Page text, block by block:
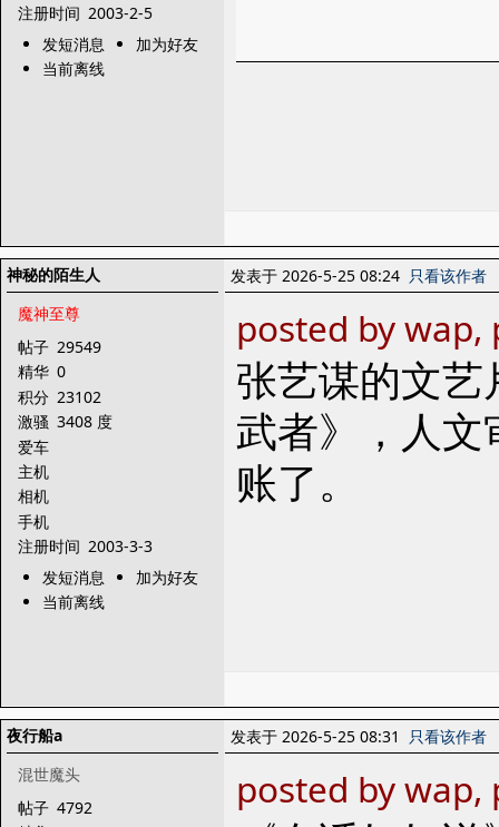
注册时间 2003-2-5
发短消息
加为好友
当前离线
神秘的陌生人
魔神至尊
帖子 29549
精华 0
积分 23102
激骚 3408 度
爱车
主机
相机
手机
注册时间 2003-3-3
发短消息
加为好友
当前离线
发表于 2026-5-25 08:24 只看该作者
posted by
张艺谋的文
武者》，人
账了。
夜行船a
混世魔头
帖子 4792
发表于 2026-5-25 08:31 只看该作者
posted by